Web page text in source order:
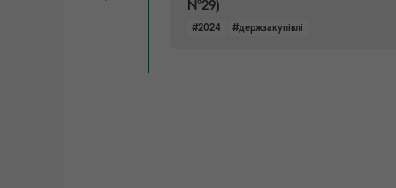
№29)
#2024 #держзакупівлі